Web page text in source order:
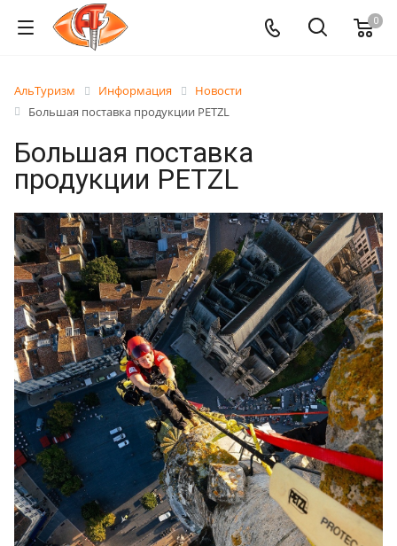
0
АльТуризм Информация
Новости
Большая поставка продукции PETZL
Большая поставка
продукции PETZL